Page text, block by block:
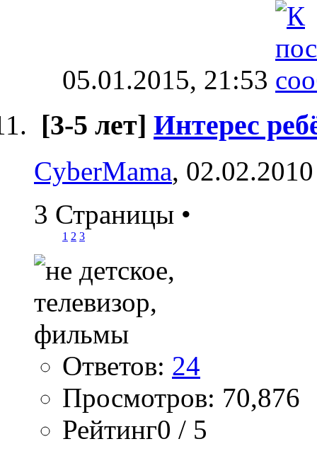
05.01.2015, 21:53
[3-5 лет] Интерес
CyberMama,
3 Страницы •
1 2 3
Ответов: 24
Просмотров: 70,876
Рейтинг0 / 5